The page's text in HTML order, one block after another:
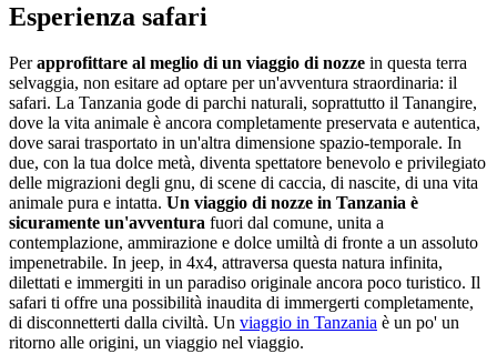
Esperienza safari
Perapprofittare al meglio di un viaggio di nozze in questa terra
selvaggia, non esitare ad optare per un'avventura straordinaria: il
safari. La Tanzania gode di parchi naturali, soprattutto il Tanangire,
dove la vita animale è ancora completamente preservata e autentica,
dove sarai trasportato in un'altra dimensione spazio-temporale. In
due, con la tua dolce metà, diventa spettatore benevolo e privilegiato
delle migrazioni degli gnu, di scene di caccia, di nascite, di una vita
animale pura e intatta. Un viaggio di nozze in Tanzania è
sicuramente un'avventura fuori dal comune, unita a
contemplazione, ammirazione e dolce umiltà di fronte a un assoluto
impenetrabile. In jeep, in 4x4, attraversa questa natura infinita,
dilettati e immergiti in un paradiso originale ancora poco turistico. Il
safari ti offre una possibilità inaudita di immergerti completamente,
di disconnetterti dalla civiltà. Un viaggio in Tanzania è un po' un
ritorno alle origini, un viaggio nel viaggio.